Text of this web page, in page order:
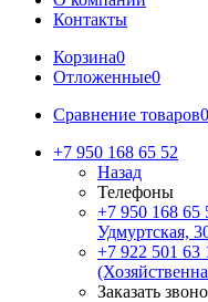
Контакты
Корзина0
Отложенные0
Сравнение товаров0
+7 950 168 65 52
Назад
Телефоны
+7 950 168 65
Удмуртская,
+7 922 501 63
Заказать